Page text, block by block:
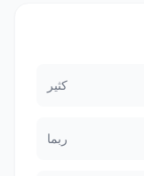
كثير
ربما